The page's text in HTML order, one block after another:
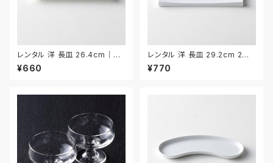
レンタル 洋 長皿 26.4cm｜YN
AA005
¥660
レンタル 洋 長皿 29.2cm 2枚
セット｜YNAA012
¥770